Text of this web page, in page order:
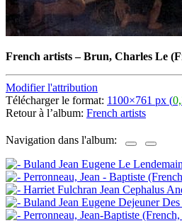
French artists–Brun, Charles Le
Modifier l'attribution
Télécharger le format: 1100×761 px (
Retour à l’album: French artists
Navigation dans l'album: